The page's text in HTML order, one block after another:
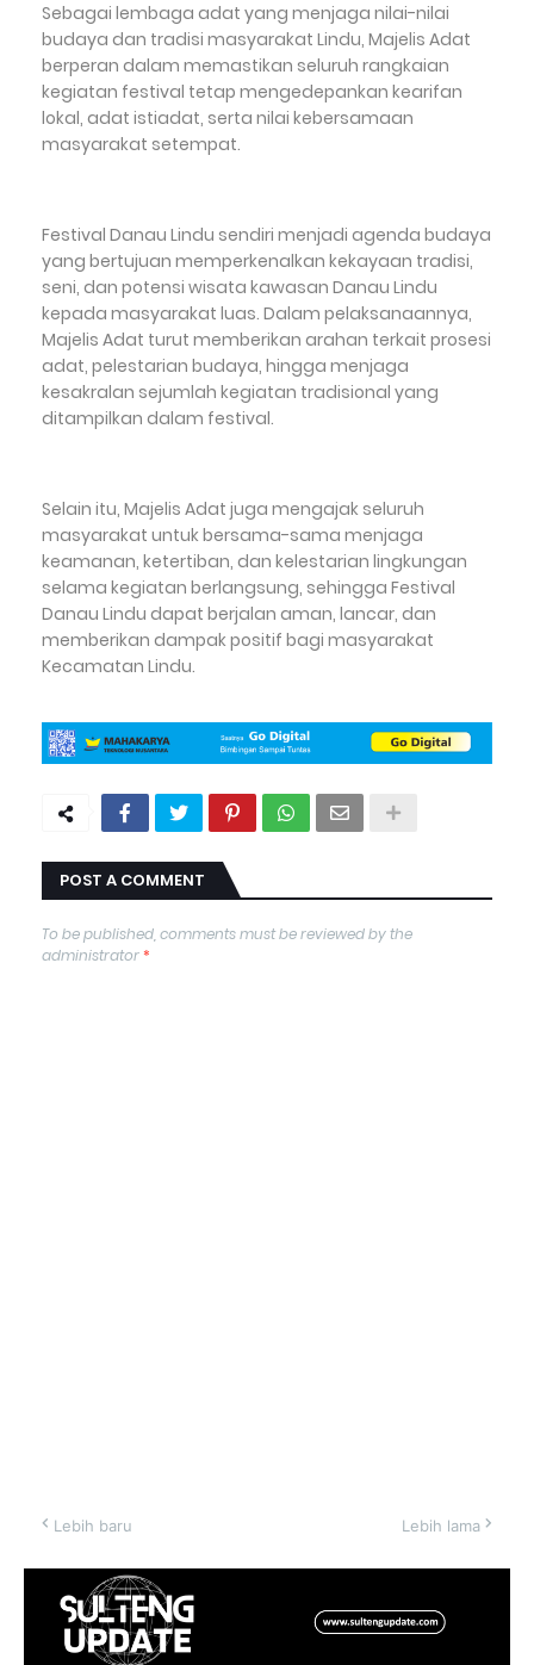
Sebagai lembaga adat yang menjaga nilai-nilai
budaya dan tradisi masyarakat Lindu, Majelis Adat
berperan dalam memastikan seluruh rangkaian
kegiatan festival tetap mengedepankan kearifan
lokal, adat istiadat, serta nilai kebersamaan
masyarakat setempat.
Festival Danau Lindu sendiri menjadi agenda budaya
yang bertujuan memperkenalkan kekayaan tradisi,
seni, dan potensi wisata kawasan Danau Lindu
kepada masyarakat luas. Dalam pelaksanaannya,
Majelis Adat turut memberikan arahan terkait prosesi
adat, pelestarian budaya, hingga menjaga
kesakralan sejumlah kegiatan tradisional yang
ditampilkan dalam festival.
Selain itu, Majelis Adat juga mengajak seluruh
masyarakat untuk bersama-sama menjaga
keamanan, ketertiban, dan kelestarian lingkungan
selama kegiatan berlangsung, sehingga Festival
Danau Lindu dapat berjalan aman, lancar, dan
memberikan dampak positif bagi masyarakat
Kecamatan Lindu.
POST A COMMENT
To be published, comments must be reviewed by the
administrator*
Lebih baru Lebih lama